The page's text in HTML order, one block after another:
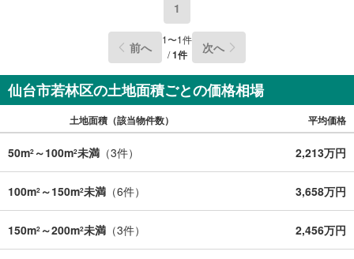
ご案内も可能ですので、どうぞお気軽にお問い合わせくだ
1
前へ 1〜1件
/1件 次へ
仙台市若林区の土地面積ごとの価格相場
土地面積（該当物件数） 平均価格
50m2 ～100m2未満 （3件） 2,213万円
100m2 ～150m2未満 （6件） 3,658万円
150m2 ～200m2未満 （3件） 2,456万円